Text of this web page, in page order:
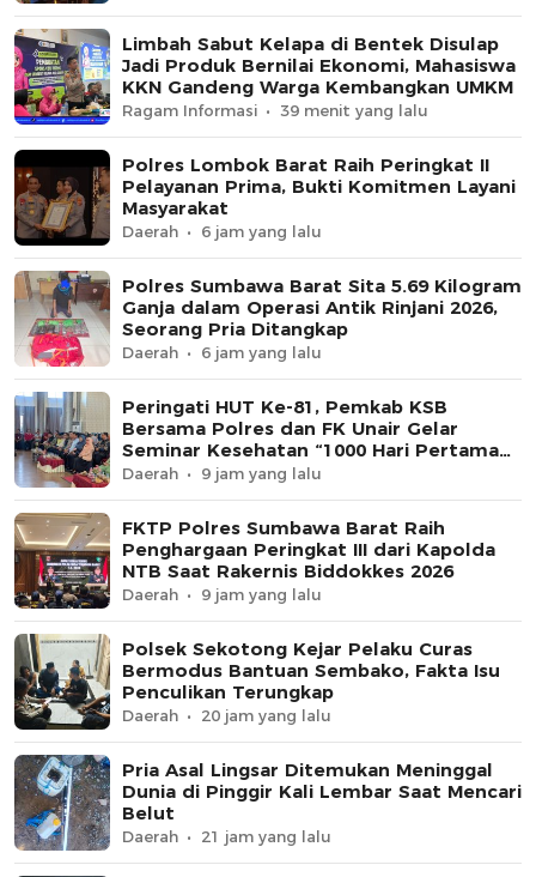
Limbah Sabut Kelapa di Bentek Disulap
Jadi Produk Bernilai Ekonomi, Mahasiswa
KKN Gandeng Warga Kembangkan UMKM
Ragam Informasi 39 menit yang lalu
Polres Lombok Barat Raih Peringkat II
Pelayanan Prima, Bukti Komitmen Layani
Masyarakat
Daerah 6 jam yang lalu
Polres Sumbawa Barat Sita 5.69 Kilogram
Ganja dalam Operasi Antik Rinjani 2026,
Seorang Pria Ditangkap
Daerah 6 jam yang lalu
Peringati HUT Ke-81, Pemkab KSB
Bersama Polres dan FK Unair Gelar
Seminar Kesehatan “1000 Hari Pertama
Kehidupan”
Daerah 9 jam yang lalu
FKTP Polres Sumbawa Barat Raih
Penghargaan Peringkat III dari Kapolda
NTB Saat Rakernis Biddokkes 2026
Daerah 9 jam yang lalu
Polsek Sekotong Kejar Pelaku Curas
Bermodus Bantuan Sembako, Fakta Isu
Penculikan Terungkap
Daerah 20 jam yang lalu
Pria Asal Lingsar Ditemukan Meninggal
Dunia di Pinggir Kali Lembar Saat Mencari
Belut
Daerah 21 jam yang lalu